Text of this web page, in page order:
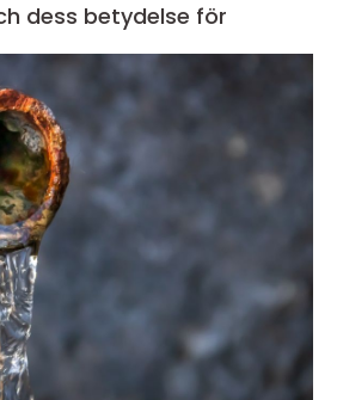
dess betydelse för